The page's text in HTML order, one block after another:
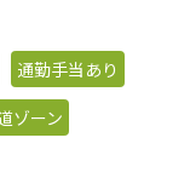
通勤手当あり
ゾーン